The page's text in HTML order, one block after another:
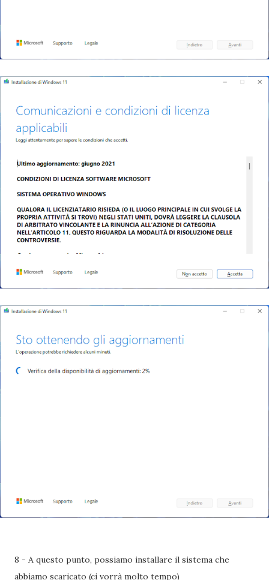
8 - A questo punto, possiamo installare il sistema che
abbiamo scaricato (ci vorrà molto tempo)